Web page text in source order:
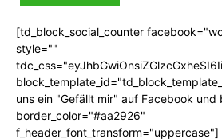
[td_block_social_counter
style=""
uns ein "Gefällt mir" auf Facebook und
border_color="#aa2926"
f_header_font_transform="uppercase"]